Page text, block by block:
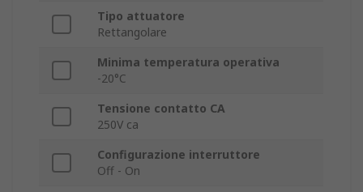
Tipo attuatore
Rettangolare
Minima temperatura operativa
-20°C
Tensione contatto CA
250V ca
Configurazione interruttore
Off - On